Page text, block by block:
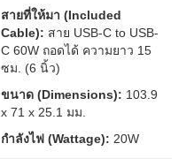
สายที่ให้มา (Included
Cable): สาย USB-C to USB-
C 60W ถอดได้ ความยาว 15
ซม. (6 นิ้ว)
ขนาด (Dimensions): 103.9
x 71 x 25.1 มม.
กำลังไฟ (Wattage): 20W